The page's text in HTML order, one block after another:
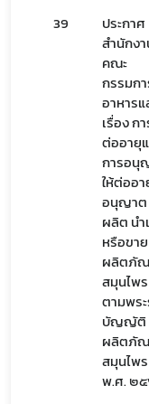
39
ประกาศ
สำนักง
คณะ
กรรมก
อาหารแ
เรื่อง ก
ต่ออายุ
การอนุ
ให้ต่ออา
อนุญาต
ผลิต นำ
หรือขาย
ผลิตภั
สมุนไพร
ตามพร
บัญญัติ
ผลิตภั
สมุนไพร
พ.ศ. ๒